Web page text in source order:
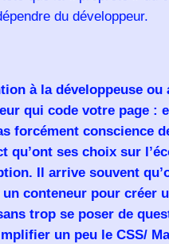
du développeur.
à la développeuse ou
qui code votre page :
forcément conscience
qu’ont ses choix sur
Il arrive souvent
un conteneur pour créer
trop se poser de
un peu le CSS/